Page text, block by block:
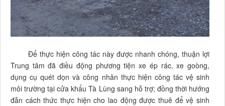
Để thực hiện công tác này được nhanh chóng, thuận lợi
Trung tâm đã điều động phương tiện xe ép rác, xe goòng,
dụng cụ quét dọn và công nhân thực hiện công tác vệ sinh
môi trường tại cửa khẩu Tà Lùng sang hỗ trợ; đồng thời hướng
đẫn cách thức thực hiện cho lao động được thuê để vệ sinh